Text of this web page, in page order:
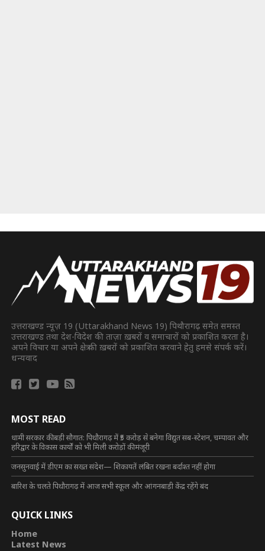
उत्तराखण्ड न्यूज़ 19 (Uttarakhand News 19) पिथौरागढ़ समेत समस्त
उत्तराखण्ड तथा देश-विदेश की ताज़ा ख़बरों व समाचारों को प्रकाशित करता है।
अपने विचार या अपने क्षेत्र की ख़बरों को प्रकाशित करवाने हेतु हमसे संपर्क करें।
धन्यवाद
MOST READ
धामी सरकार की बड़ी सौगात: पिथौरागढ़ में ₹5 करोड़ से बनेगा विद्युत सब-स्टेशन, चम्पावत और
हरिद्वार के विकास कार्यों को भी मिली करोड़ों की मंजूरी
जनसुनवाई में डीएम का सख्त संदेश— शिकायतें लंबित रखना बर्दाश्त नहीं होगा
बारिश के चलते पिथौरागढ़ में आज सभी स्कूल और आंगनबाड़ी केंद्र रहेंगे बंद
QUICK LINKS
Home
Latest News